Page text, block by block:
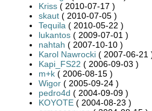
Kriss ( 2010-07-17 )
skaut ( 2010-07-05 )
Tequila ( 2010-05-22 )
lukantos ( 2009-07-01 )
nahtah ( 2007-10-10 )
Karol Nawrocki ( 2007-06-21
Kapi_FS22 ( 2006-09-03 )
m+k ( 2006-08-15 )
Wigor ( 2005-09-24 )
pedro4d ( 2004-09-09 )
KOYOTE ( 2004-08-23 )